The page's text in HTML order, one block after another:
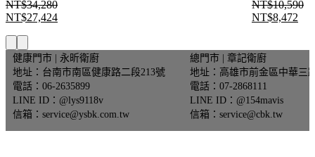
NT$34,280
原
始
價
格：
NT$34,280。
NT$27,424目
價
格：
NT$27,424。
NT$37,090。NT$29,672。
NT$10,590
原
價
格：
NT$10,590。
NT$8,472目
價
格
：
。
健康門市 | 永昕衛廚
地址：台南市南區健康路二段213號
電話：06-2635899
LINE ID：@lys9118v
信箱：service@ysbk.com.tw
總門市 | 章記衛廚
地址：高雄市前金區中華三
電話：07-2868111
LINE ID：@154mavis
信箱：service@cbk.tw